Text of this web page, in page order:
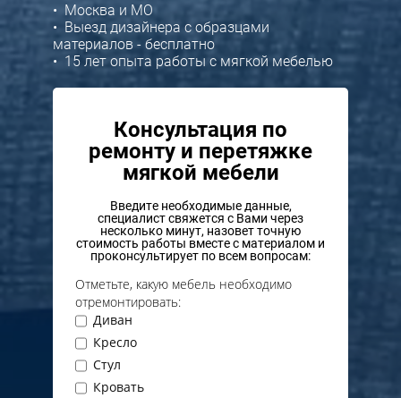
• Москва и МО
• Выезд дизайнера с образцами
материалов - бесплатно
• 15 лет опыта работы с мягкой мебелью
Консультация по
ремонту и перетяжке
мягкой мебели
Введите необходимые данные,
специалист свяжется с Вами через
несколько минут, назовет точную
стоимость работы вместе с материалом и
проконсультирует по всем вопросам:
Отметьте, какую мебель необходимо
отремонтировать:
Диван
Кресло
Стул
Кровать